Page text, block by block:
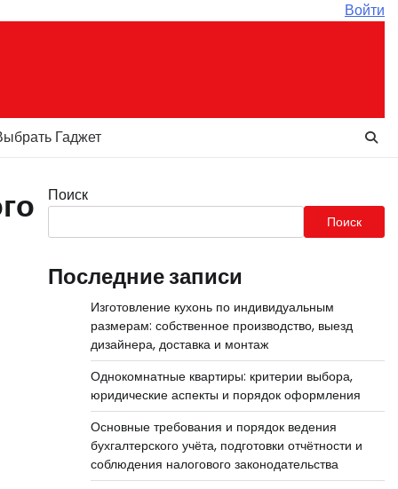
Войти
Гаджет
Поиск
Поиск
Последние записи
Изготовление кухонь по индивидуальным
размерам: собственное производство, выезд
дизайнера, доставка и монтаж
Однокомнатные квартиры: критерии выбора,
юридические аспекты и порядок оформления
Основные требования и порядок ведения
бухгалтерского учёта, подготовки отчётности и
соблюдения налогового законодательства